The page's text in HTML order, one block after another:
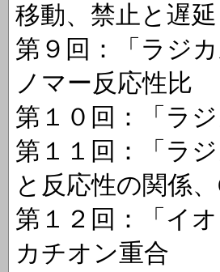
移動、禁止と遅延
第９回：「ラジ
ノマー反応性比
第１０回：「ラ
第１１回：「ラ
と反応性の関係
第１２回：「イ
カチオン重合